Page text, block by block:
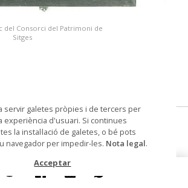
del Consorci del Patrimoni de
Sitges
plafó de rajoles
Datació Segle XVII
servir galetes pròpies i de tercers per
experiència d'usuari. Si continues
la instal·lació de galetes, o bé pots
navegador per impedir-les. Nota legal.
Acceptar